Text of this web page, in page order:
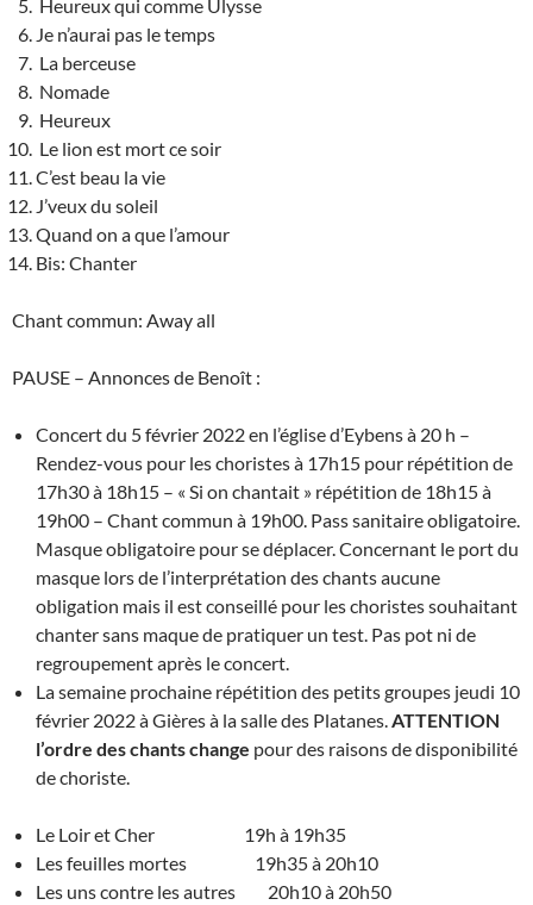
Heureux qui comme Ulysse
Je n’aurai pas le temps
La berceuse
Nomade
Heureux
Le lion est mort ce soir
C’est beau la vie
J’veux du soleil
Quand on a que l’amour
Bis: Chanter
Chant commun: Away all
PAUSE – Annonces de Benoît :
Concert du 5 février 2022 en l’église d’Eybens à 20 h –
Rendez-vous pour les choristes à 17h15 pour répétition de
17h30 à 18h15 – « Si on chantait » répétition de 18h15 à
19h00 – Chant commun à 19h00. Pass sanitaire obligatoire.
Masque obligatoire pour se déplacer. Concernant le port du
masque lors de l’interprétation des chants aucune
obligation mais il est conseillé pour les choristes souhaitant
chanter sans maque de pratiquer un test. Pas pot ni de
regroupement après le concert.
La semaine prochaine répétition des petits groupes jeudi 10
février 2022 à Gières à la salle des Platanes.ATTENTION
l’ordre des chants change pour des raisons de disponibilité
de choriste.
Le Loir et Cher 19h à 19h35
Les feuilles mortes 19h35 à 20h10
Les uns contre les autres 20h10 à 20h50